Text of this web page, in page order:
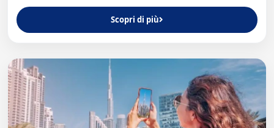
Scopri di più